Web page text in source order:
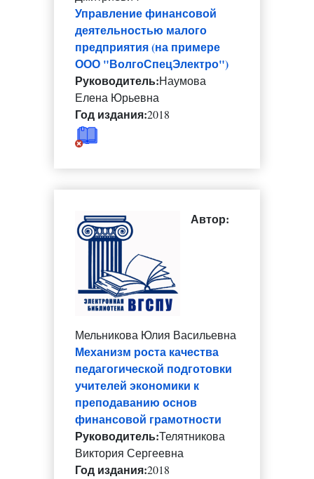
Управление финансовой
деятельностью малого
предприятия (на примере
ООО "ВолгоСпецЭлектро")
Руководитель:Наумова
Елена Юрьевна
Год издания:2018
Автор:
Мельникова Юлия Васильевна
Механизм роста качества
педагогической подготовки
учителей экономики к
преподаванию основ
финансовой грамотности
Руководитель:Телятникова
Виктория Сергеевна
Год издания:2018